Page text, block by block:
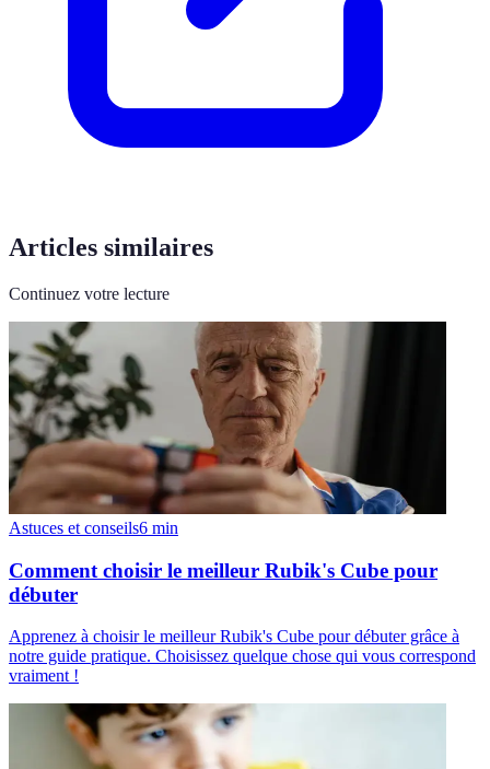
Articles similaires
Continuez votre lecture
Astuces et conseils6 min
Comment choisir le meilleur Rubik's Cube pour
débuter
Apprenez à choisir le meilleur Rubik's Cube pour débuter grâce à
notre guide pratique. Choisissez quelque chose qui vous correspond
vraiment !